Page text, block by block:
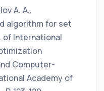
A. A.,
algorithm for set
of International
Computer-
Academy of